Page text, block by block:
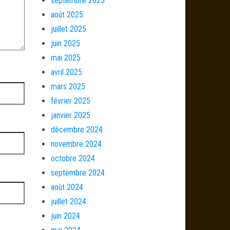
août 2025
juillet 2025
juin 2025
mai 2025
avril 2025
mars 2025
février 2025
janvier 2025
décembre 2024
novembre 2024
octobre 2024
septembre 2024
août 2024
juillet 2024
juin 2024